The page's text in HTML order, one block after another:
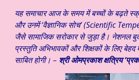
यह समाचार आज के समय में बच्चों के बढ़ते
और उनमें ‘वैज्ञानिक सोच’ (Scientific
जैसे सामाजिक सरोकार से जुड़ा है। नेशनल
प्रस्तुति अभिभावकों और शिक्षकों के लिए बेहद
साबित होगी। – श्री ओमप्रकाश क्षत्रिय